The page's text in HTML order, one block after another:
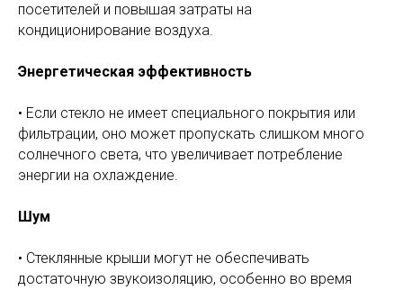
посетителей и повышая затраты на
кондиционирование воздуха.
Энергетическая эффективность
• Если стекло не имеет специального покрытия или
фильтрации, оно может пропускать слишком много
солнечного света, что увеличивает потребление
энергии на охлаждение.
Шум
• Стеклянные крыши могут не обеспечивать
достаточную звукоизоляцию, особенно во время